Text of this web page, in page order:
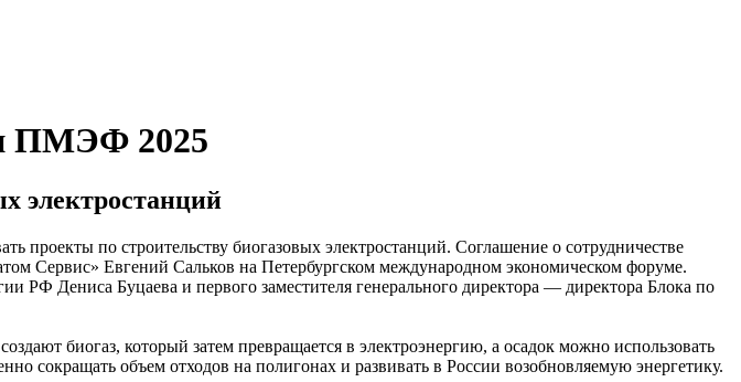
ПМЭФ 2025
электростанций
проекты по строительству биогазовых электростанций. Соглашение о сотрудничестве
Сервис» Евгений Сальков на Петербургском международном экономическом форуме.
РФ Дениса Буцаева и первого заместителя генерального директора — директора Блока по
биогаз, который затем превращается в электроэнергию, а осадок можно использовать
сокращать объем отходов на полигонах и развивать в России возобновляемую энергетику.